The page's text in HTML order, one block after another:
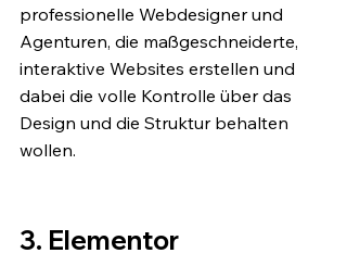
professionelle Webdesigner und
Agenturen, die maßgeschneiderte,
interaktive Websites erstellen und
dabei die volle Kontrolle über das
Design und die Struktur behalten
wollen.
3. Elementor